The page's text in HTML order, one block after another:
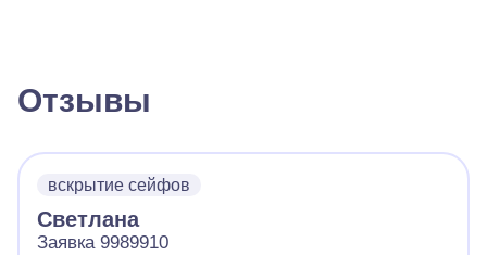
Отзывы
вскрытие сейфов
Светлана
Заявка 9989910